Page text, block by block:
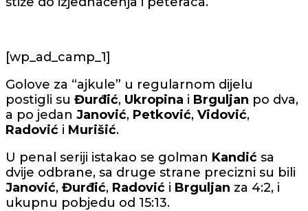
[wp_ad_camp_1]
Golove za “ajkule” u regularnom dijelu
postigli su Đurđić, Ukropina i Brguljan po dva,
a po jedan Janović, Petković, Vidović,
Radović i Murišić.
U penal seriji istakao se golman Kandić sa
dvije odbrane, sa druge strane precizni su bili
Janović, Đurđić, Radović i Brguljan za 4:2, i
ukupnu pobjedu od 15:13.